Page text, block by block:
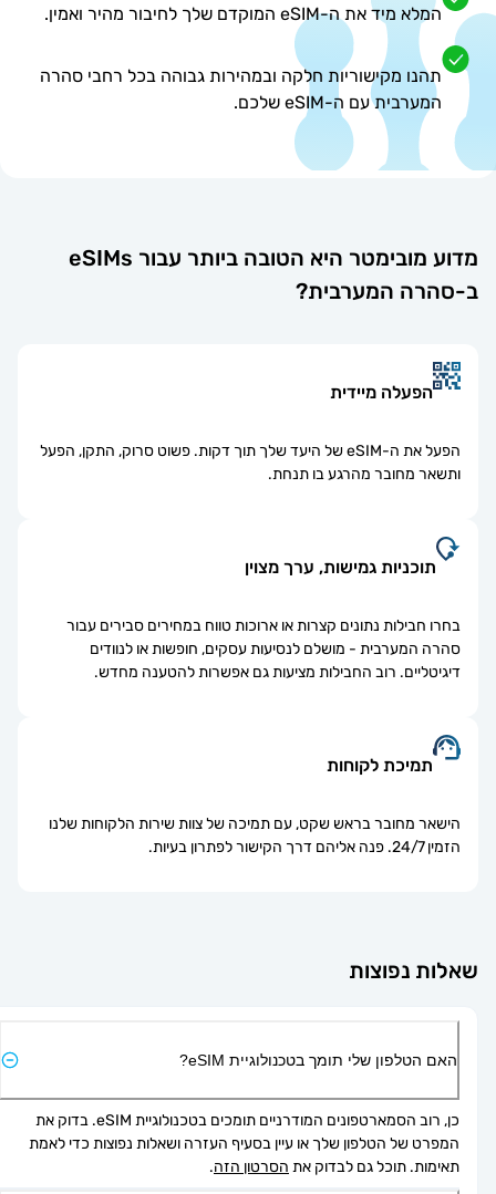
המלא מיד את ה-eSIM המוקדם שלך לחיבור מהיר ואמין.
תהנו מקישוריות חלקה ובמהירות גבוהה בכל רחבי סהרה
המערבית עם ה-eSIM שלכם.
מדוע מובימטר היא הטובה ביותר עבור eSIMs
סהרה המערבית?
הפעלה מיידית
הפעל את ה-eSIM של היעד שלך תוך דקות. פשוט סרוק, התקן, הפעל
ותשאר מחובר מהרגע בו תנחת.
תוכניות גמישות, ערך מצוין
בחרו חבילות נתונים קצרות או ארוכות טווח במחירים סבירים עבור
סהרה המערבית - מושלם לנסיעות עסקים, חופשות או לנוודים
דיגיטליים. רוב החבילות מציעות גם אפשרות להטענה מחדש.
תמיכת לקוחות
הישאר מחובר בראש שקט, עם תמיכה של צוות שירות הלקוחות שלנו
הזמין 24/7. פנה אליהם דרך הקישור לפתרון בעיות.
נפוצות
האם הטלפון שלי תומך בטכנולוגיית eSIM?
כן, רוב הסמארטפונים המודרניים תומכים בטכנולוגיית eSIM. בדוק את
המפרט של הטלפון שלך או עיין בסעיף העזרה ושאלות נפוצות כדי לאמת
תאימות. תוכל גם לבדוק את הסרטון הזה.